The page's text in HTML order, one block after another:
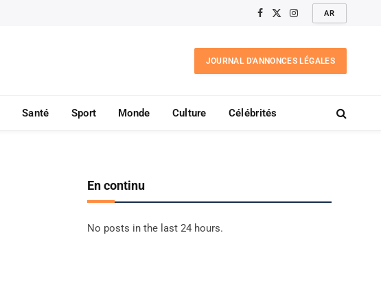
Facebook
X
Instagram
AR
JOURNAL D'ANNONCES LÉGALES
Santé Sport Monde Culture Célébrités
En continu
No posts in the last 24 hours.